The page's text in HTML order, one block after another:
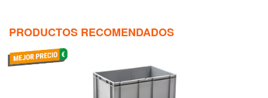
PRODUCTOS RECOMENDADOS